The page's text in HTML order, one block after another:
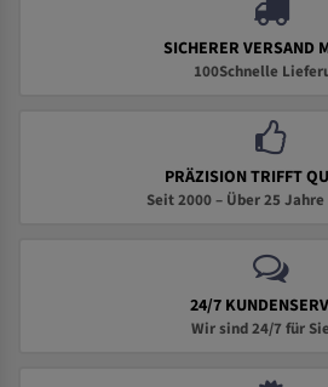
SICHERER VERSAND
100Schnelle
PRÄZISION TRIFFT
Seit 2000 – Über 25
24/7
Wir sind 24/7 für